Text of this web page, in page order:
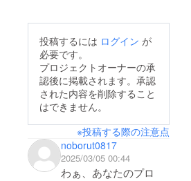
歴書にまず書けるよう
に頑張ります。
投稿するには ログイン が
必要です。
プロジェクトオーナーの承
認後に掲載されます。承認
された内容を削除すること
はできません。
※投稿する際の注意点
noborut0817
2025/03/05 00:44
わぁ、あなたのプロ